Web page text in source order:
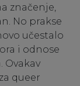
značenje,
No prakse
učestalo
i odnose
Ovakav
queer